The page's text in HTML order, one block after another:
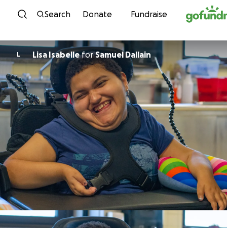
Skip to content
Search Donate Fundraise
L Lisa IsabelleforSamuel Dallain